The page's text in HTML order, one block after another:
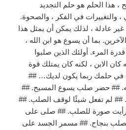
، هذا الحلم هو حلم التجديد
، والتغييرات في الفكر ، والصحوة.
عادلة ، لذلك يمكن أن يمثل هذا
بما أن يسوع هو ابن الله ،
المرء. أولئك الذين صلبوا
كان الابن ، لكنه كان يمتلك قوة
في حلمك ربما يكون لديك… ##
## حضر صلب يسوع المسيح. ##
## لم تفعل شيئًا لوقف الصلب. ##
صورة للصلب. ## صلى على
بنجاح. ## مسمر الجسد على